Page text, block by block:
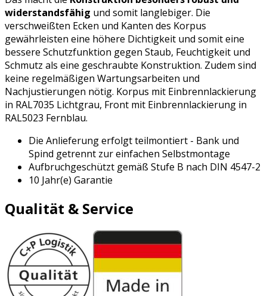
widerstandsfähig und somit langlebiger. Die
verschweißten Ecken und Kanten des Korpus
gewährleisten eine höhere Dichtigkeit und somit eine
bessere Schutzfunktion gegen Staub, Feuchtigkeit und
Schmutz als eine geschraubte Konstruktion. Zudem sind
keine regelmäßigen Wartungsarbeiten und
Nachjustierungen nötig. Korpus mit Einbrennlackierung
in RAL7035 Lichtgrau, Front mit Einbrennlackierung in
RAL5023 Fernblau.
Die Anlieferung erfolgt teilmontiert - Bank und
Spind getrennt zur einfachen Selbstmontage
Aufbruchgeschützt gemäß Stufe B nach DIN 4547-2
10 Jahr(e) Garantie
Qualität & Service